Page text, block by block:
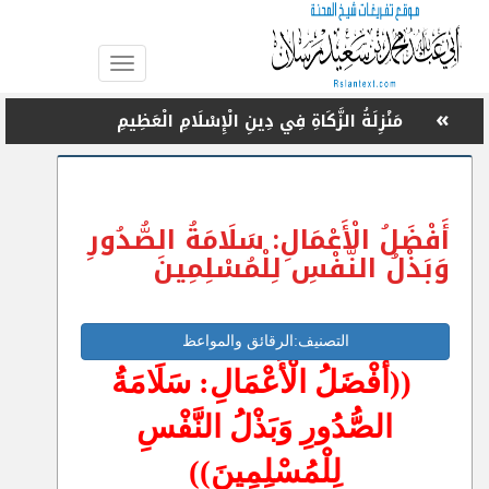
Toggle
navigation
»
مِنْ أَعْظَمِ مُوجِبَاتِ الْعِتْقِ مِنَ النَّارِ فِي رَمَضَانَ:
الصِّيَامُ
كَامِلٍ
»
مِنْ أَعْظَمِ مُوجِبَاتِ الْعِتْقِ مِنَ النَّارِ فِي رَمَضَانَ: تَقْوَى
مِنْ سِمَاتِ الشَّخْصِيَّةِ الْوَطَنِيَّةِ: نُصْحُهُ لِبَنِي وَطَنِهِ
بِعِلْمٍ وَحِلْمٍ وَرِفْقٍ
لَا تَظْلِمُوا فِي الْأَشْهُرِ الْحُرُمِ أَنْفُسَكُمْ!
أَفْضَلُ الْأَعْمَالِ: سَلَامَةُ الصُّدُورِ
وَبَذْلُ النَّفْسِ لِلْمُسْلِمِينَ
التصنيف:الرقائق والمواعظ
((أَفْضَلُ الْأَعْمَالِ: سَلَامَةُ
الصُّدُورِ وَبَذْلُ النَّفْسِ
لِلْمُسْلِمِينَ))